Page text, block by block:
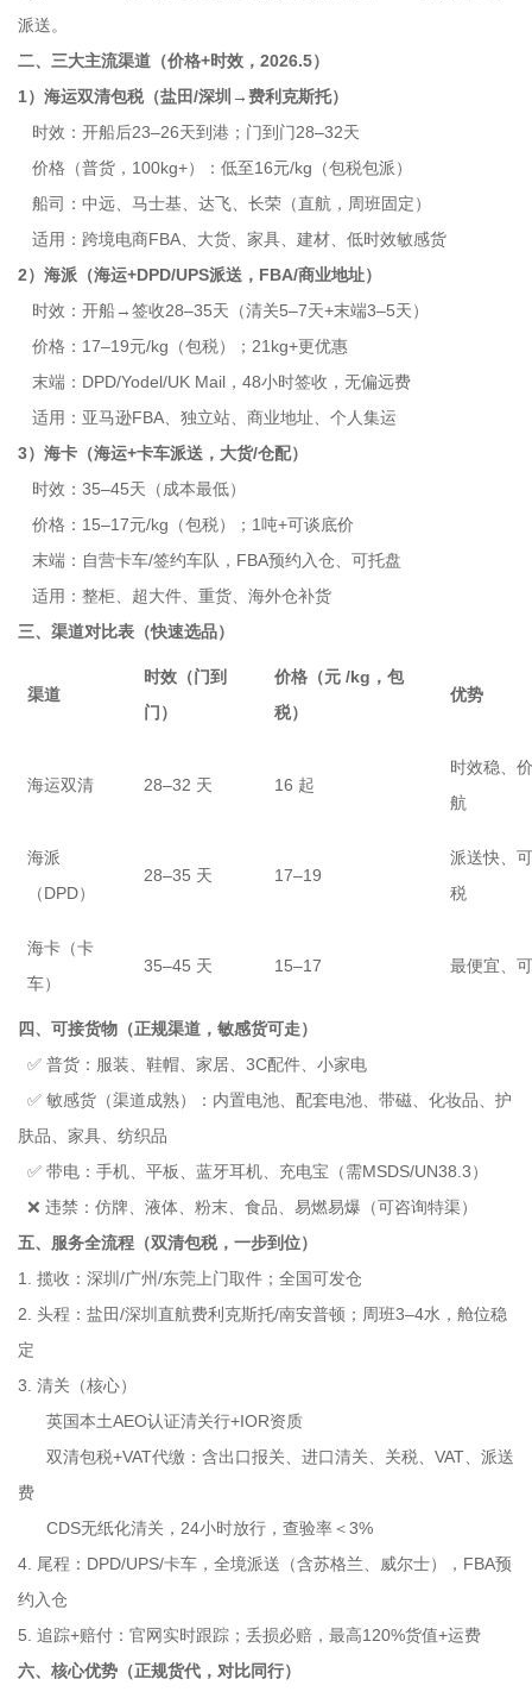
派送。
二、三大主流渠道（价格+时效，2026.5）
1）海运双清包税（盐田/深圳→费利克斯托）
时效：开船后23–26天到港；门到门28–32天
价格（普货，100kg+）：低至16元/kg（包税包派）
船司：中远、马士基、达飞、长荣（直航，周班固定）
适用：跨境电商FBA、大货、家具、建材、低时效敏感货
2）海派（海运+DPD/UPS派送，FBA/商业地址）
时效：开船→签收28–35天（清关5–7天+末端3–5天）
价格：17–19元/kg（包税）；21kg+更优惠
末端：DPD/Yodel/UK Mail，48小时签收，无偏远费
适用：亚马逊FBA、独立站、商业地址、个人集运
3）海卡（海运+卡车派送，大货/仓配）
时效：35–45天（成本最低）
价格：15–17元/kg（包税）；1吨+可谈底价
末端：自营卡车/签约车队，FBA预约入仓、可托盘
适用：整柜、超大件、重货、海外仓补货
三、渠道对比表（快速选品）
渠道
时效（门到
门）
价格（元 /kg，包
税）
优势
海运双清 28–32 天 16 起
时效稳、
航
海派
（DPD）
28–35 天 17–19
派送快、
税
海卡（卡
车）
35–45 天 15–17 最便宜、
四、可接货物（正规渠道，敏感货可走）
✅ 普货：服装、鞋帽、家居、3C配件、小家电
✅ 敏感货（渠道成熟）：内置电池、配套电池、带磁、化妆品、护
肤品、家具、纺织品
✅ 带电：手机、平板、蓝牙耳机、充电宝（需MSDS/UN38.3）
❌ 违禁：仿牌、液体、粉末、食品、易燃易爆（可咨询特渠）
五、服务全流程（双清包税，一步到位）
1. 揽收：深圳/广州/东莞上门取件；全国可发仓
2. 头程：盐田/深圳直航费利克斯托/南安普顿；周班3–4水，舱位稳
定
3. 清关（核心）
英国本土AEO认证清关行+IOR资质
双清包税+VAT代缴：含出口报关、进口清关、关税、VAT、派送
费
CDS无纸化清关，24小时放行，查验率＜3%
4. 尾程：DPD/UPS/卡车，全境派送（含苏格兰、威尔士），FBA预
约入仓
5. 追踪+赔付：官网实时跟踪；丢损必赔，最高120%货值+运费
六、核心优势（正规货代，对比同行）